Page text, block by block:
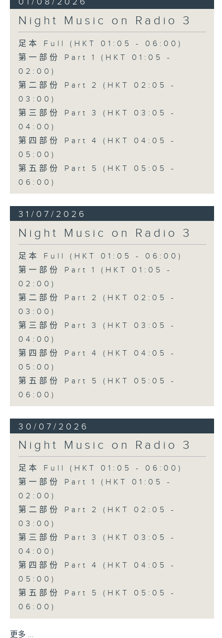
Night Music on Radio 3
足本 Full (HKT 01:05 - 06:00)
第一部份 Part 1 (HKT 01:05 -
02:00)
第二部份 Part 2 (HKT 02:05 -
03:00)
第三部份 Part 3 (HKT 03:05 -
04:00)
第四部份 Part 4 (HKT 04:05 -
05:00)
第五部份 Part 5 (HKT 05:05 -
06:00)
31/07/2026
Night Music on Radio 3
足本 Full (HKT 01:05 - 06:00)
第一部份 Part 1 (HKT 01:05 -
02:00)
第二部份 Part 2 (HKT 02:05 -
03:00)
第三部份 Part 3 (HKT 03:05 -
04:00)
第四部份 Part 4 (HKT 04:05 -
05:00)
第五部份 Part 5 (HKT 05:05 -
06:00)
30/07/2026
Night Music on Radio 3
足本 Full (HKT 01:05 - 06:00)
第一部份 Part 1 (HKT 01:05 -
02:00)
第二部份 Part 2 (HKT 02:05 -
03:00)
第三部份 Part 3 (HKT 03:05 -
04:00)
第四部份 Part 4 (HKT 04:05 -
05:00)
第五部份 Part 5 (HKT 05:05 -
06:00)
更多 ...